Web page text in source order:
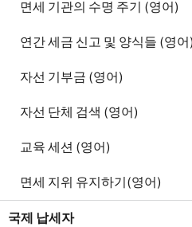
면세 기관의 수명 주기 (영어)
연간 세금 신고 및 양식들 (영어)
자선 기부금 (영어)
자선 단체 검색 (영어)
교육 세션 (영어)
면세 지위 유지하기(영어)
국제 납세자